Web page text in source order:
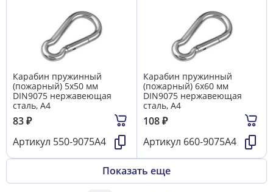
Карабин пружинный
(пожарный) 5х50 мм
DIN9075 нержавеющая
сталь, А4
83₽
Артикул 550-9075А4
Карабин пружинный
(пожарный) 6х60 мм
DIN9075 нержавеющая
сталь, А4
108₽
Артикул 660-9075А4
Показать еще